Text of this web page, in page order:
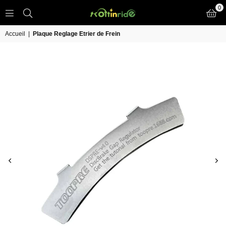
IN
0
Accueil Plaque Reglage Etrier de Frein